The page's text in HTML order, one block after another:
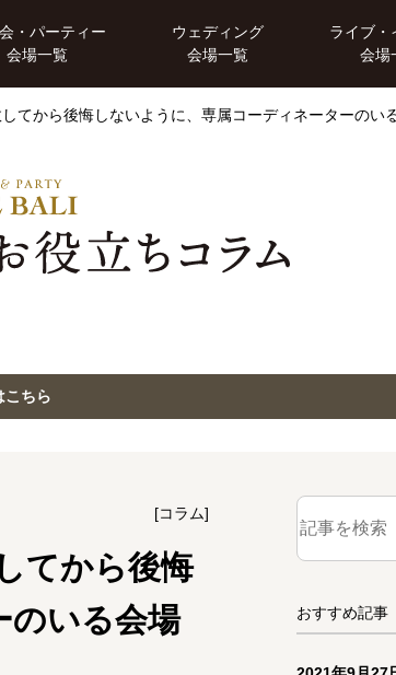
・パーティー
会場一覧
ウェディング
会場一覧
ライブ・
会場
てから後悔しないように、専属コーディネーターのい
こちら
[コラム]
てから後悔
のいる会場
おすすめ記事